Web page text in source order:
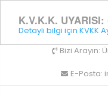
K.V.K.K. UYARISI:
Detaylı bilgi için KVKK
Bizi Arayın:
E-Posta: